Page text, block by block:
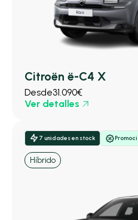
Citroën ë-C4 X
Desde31.090€
Ver detalles
7 unidades en stock
Híbrido